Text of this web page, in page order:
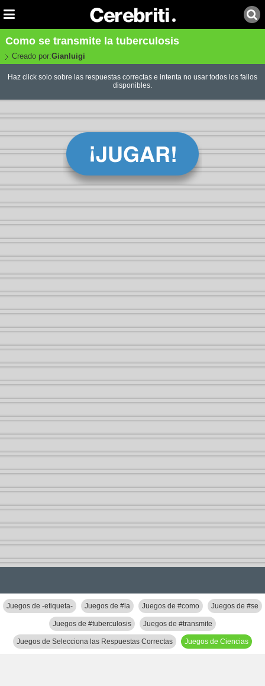
Como se transmite la tuberculosis
Creado por:Gianluigi
Haz click solo sobre las respuestas correctas e intenta no usar todos los fallos
disponibles.
Juegos de -etiqueta- Juegos de #la Juegos de #como Juegos de #se
Juegos de #tuberculosis Juegos de #transmite
Juegos de Selecciona las Respuestas Correctas Juegos de Ciencias